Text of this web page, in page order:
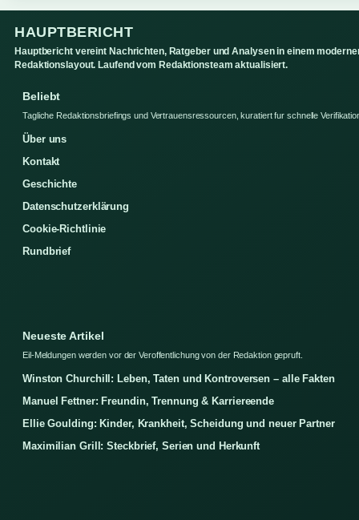
HAUPTBERICHT
Hauptbericht vereint Nachrichten, Ratgeber und Analysen in einem
Redaktionslayout. Laufend vom Redaktionsteam aktualisiert.
Beliebt
Tagliche Redaktionsbriefings und Vertrauensressourcen, kuratiert fur schnelle
Über uns
Kontakt
Geschichte
Datenschutzerklärung
Cookie-Richtlinie
Rundbrief
Neueste Artikel
Eil-Meldungen werden vor der Veroffentlichung von der Redaktion gepruft.
Winston Churchill: Leben, Taten und Kontroversen – alle Fakten
Manuel Fettner: Freundin, Trennung & Karriereende
Ellie Goulding: Kinder, Krankheit, Scheidung und neuer Partner
Maximilian Grill: Steckbrief, Serien und Herkunft